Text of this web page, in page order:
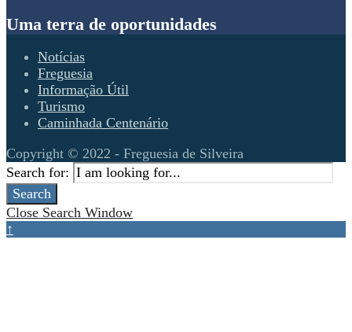
Uma terra de oportunidades
Notícias
Freguesia
Informação Útil
Turismo
Caminhada Centenário
Copyright © 2022 - Freguesia de Silveira
Search for:
Search
Close Search Window
↑